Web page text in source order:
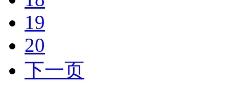
19
20
下一页